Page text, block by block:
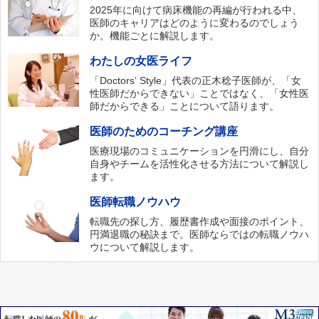
2025年に向けて病床機能の再編が行われる中、
医師のキャリアはどのように変わるのでしょう
か。機能ごとに解説します。
わたしの女医ライフ
「Doctors‘ Style」代表の正木稔子医師が、「女
性医師だからできない」ことではなく、「女性医
師だからできる」ことについて語ります。
医師のためのコーチング講座
医療現場のコミュニケーションを円滑にし、自分
自身やチームを活性化させる方法について解説し
ます。
医師転職ノウハウ
転職先の探し方、履歴書作成や面接のポイント、
円満退職の秘訣まで。医師ならではの転職ノウハ
ウについて解説します。